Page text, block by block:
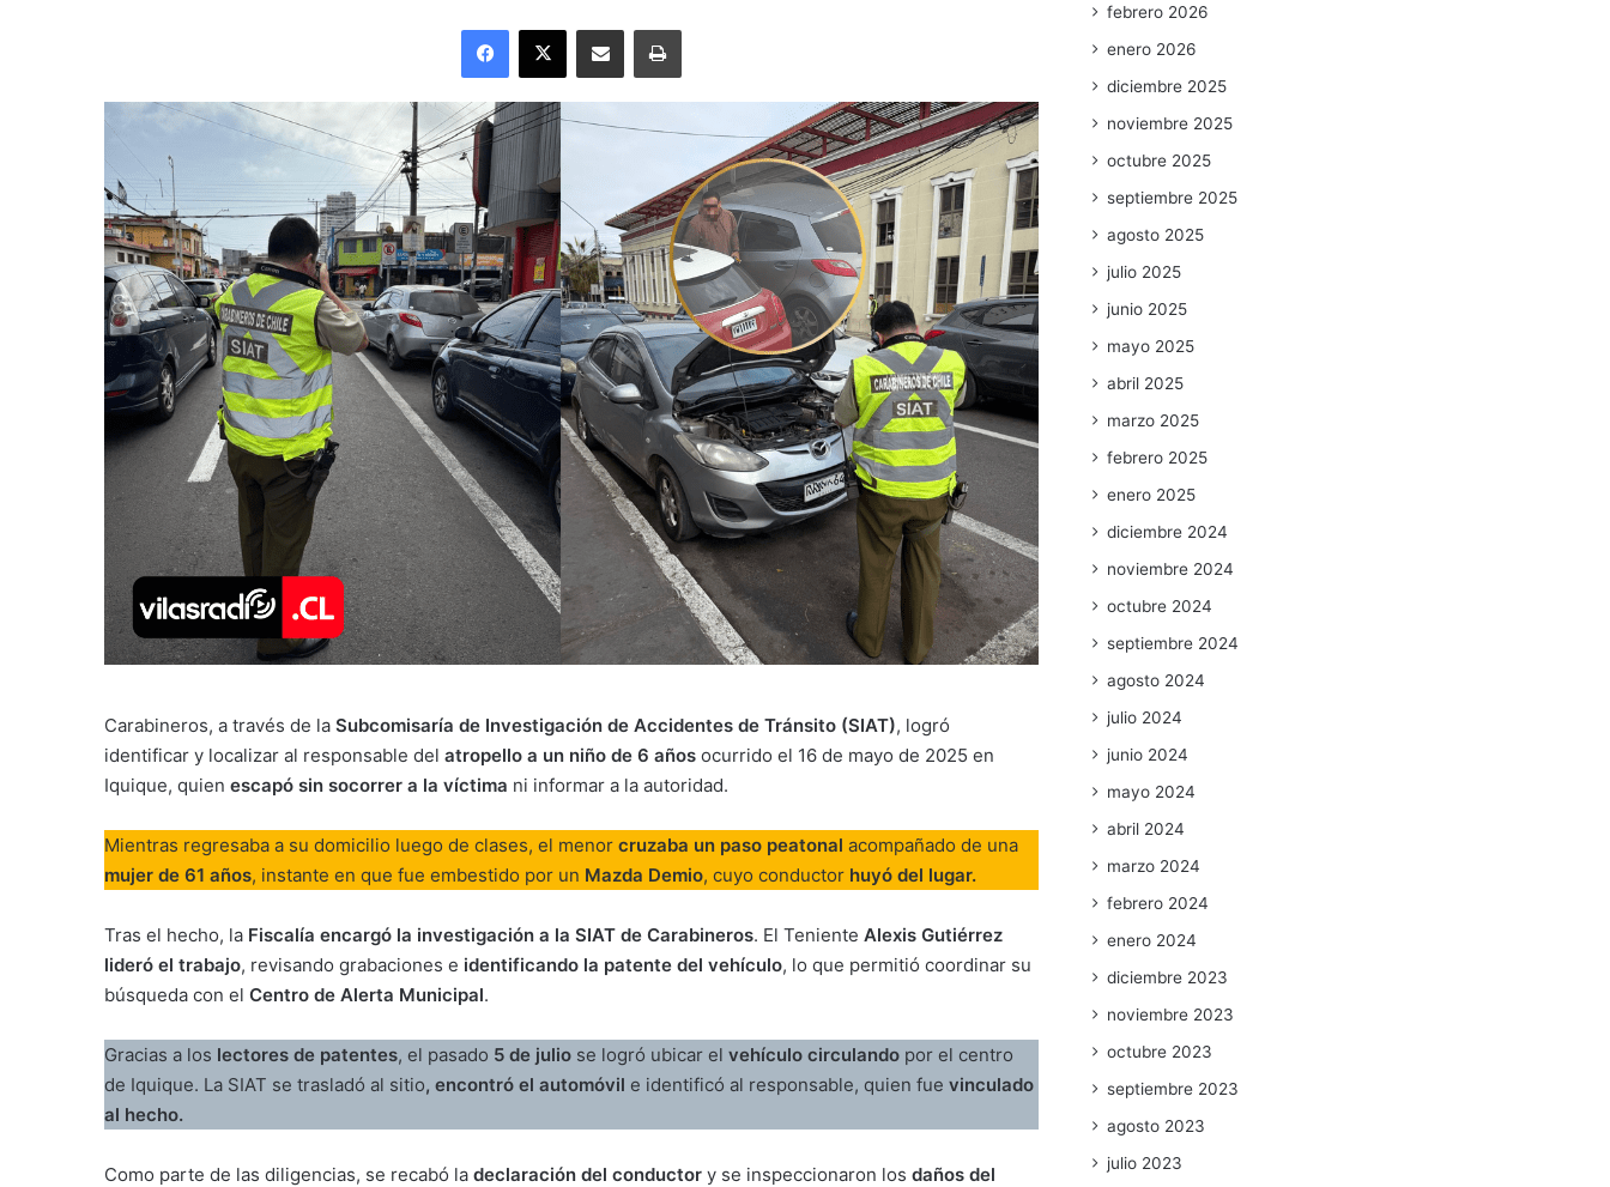
Facebook
X Enviar vía email Imprimir
Carabineros, a través de la Subcomisaría de Investigación de Accidentes de Tránsito (SIAT), logró
identificar y localizar al responsable del atropello a un niño de 6 años ocurrido el 16 de mayo de 2025 en
Iquique, quien escapó sin socorrer a la víctima ni informar a la autoridad.
Mientras regresaba a su domicilio luego de clases, el menor cruzaba un paso peatonal acompañado de una
mujer de 61 años, instante en que fue embestido por un Mazda Demio, cuyo conductor huyó del lugar.
Tras el hecho, la Fiscalía encargó la investigación a la SIAT de Carabineros. El Teniente Alexis Gutiérrez
lideró el trabajo, revisando grabaciones e identificando la patente del vehículo, lo que permitió coordinar su
búsqueda con el Centro de Alerta Municipal.
Gracias a los lectores de patentes, el pasado 5 de julio se logró ubicar el vehículo circulando por el centro
de Iquique. La SIAT se trasladó al sitio, encontró el automóvil e identificó al responsable, quien fue vinculado
al hecho.
Como parte de las diligencias, se recabó la declaración del conductor y se inspeccionaron los daños del
febrero 2026
enero 2026
diciembre 2025
noviembre 2025
octubre 2025
septiembre 2025
agosto 2025
julio 2025
junio 2025
mayo 2025
abril 2025
marzo 2025
febrero 2025
enero 2025
diciembre 2024
noviembre 2024
octubre 2024
septiembre 2024
agosto 2024
julio 2024
junio 2024
mayo 2024
abril 2024
marzo 2024
febrero 2024
enero 2024
diciembre 2023
noviembre 2023
octubre 2023
septiembre 2023
agosto 2023
julio 2023